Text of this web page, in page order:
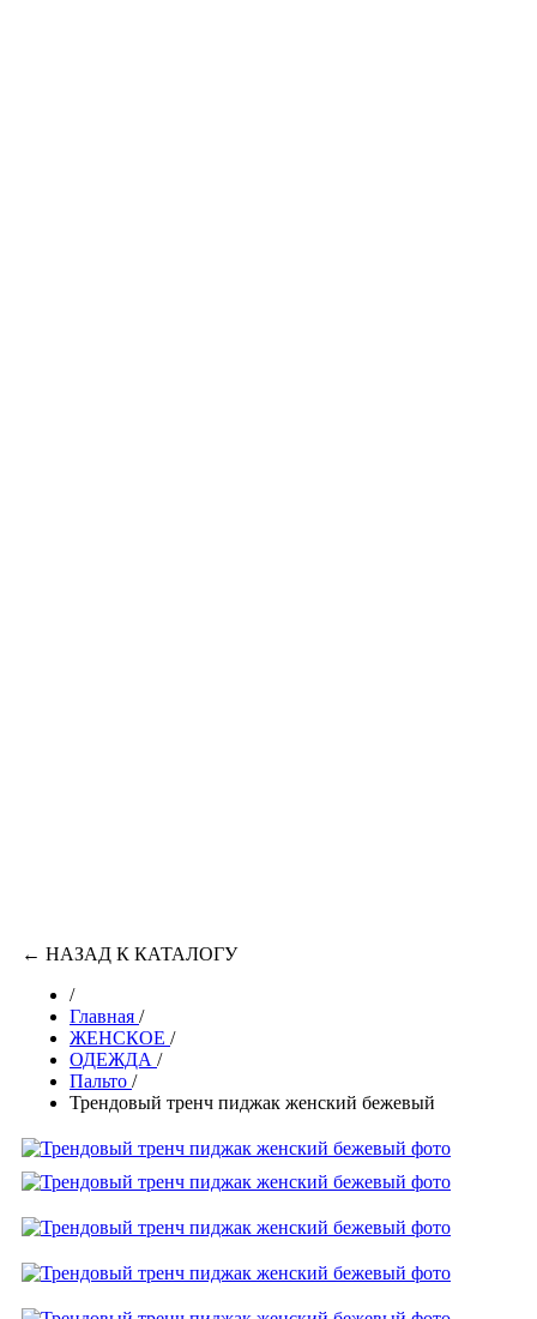
← НАЗАД К КАТАЛОГУ
/
Главная /
ЖЕНСКОЕ /
ОДЕЖДА /
Пальто /
Трендовый тренч пиджак женский бежевый